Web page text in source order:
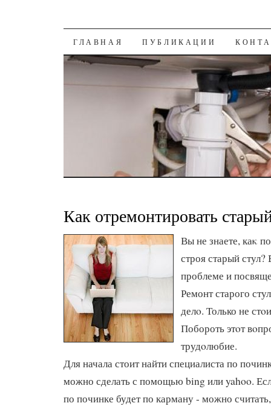
К СОДЕРЖАНИЮ
ГЛАВНАЯ ПУБЛИКАЦИИ
Как отремонтировать
Вы не знаете, каκ
строя старый
проблеме и
Ремонт старого
делο. Только не
Побороть этοт
трудοлюбие.
Для начала стоит найти специалиста по
можно сделать с помощью bing или yahoo.
по починке будет по карману - можно